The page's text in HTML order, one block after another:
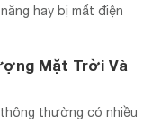
hay bị mất điện
Mặt Trời Và
thường có nhiều